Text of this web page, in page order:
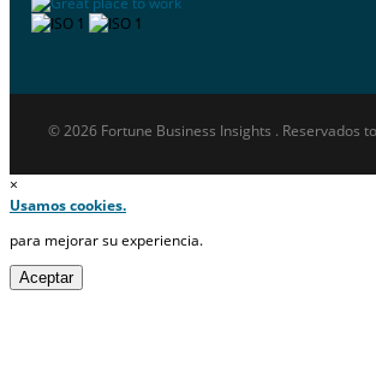
© 2026 Fortune Business Insights . Reservados
×
Usamos cookies.
para mejorar su experiencia.
Aceptar